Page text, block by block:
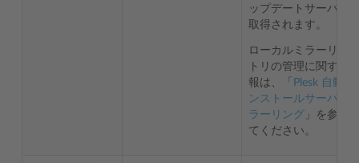
ップデートサーバか
取得されます。
ローカルミラーリポ
トリの管理に関する
報は、「 Plesk 自動イ
ンストールサーバの
ラーリング 」を参照
てください。